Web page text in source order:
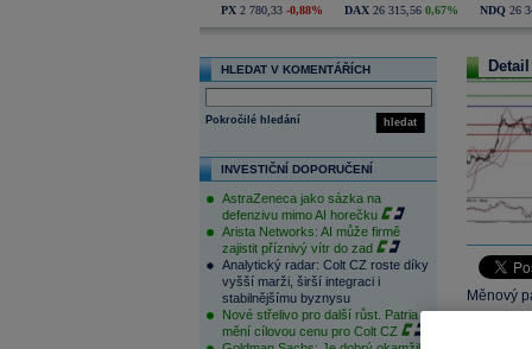
PX 2 780,33 -0,88% DAX 26 315,56 0,67% NDQ 26
HLEDAT V KOMENTÁŘÍCH
hledat
Pokročilé hledání
INVESTIČNÍ DOPORUČENÍ
AstraZeneca jako sázka na
defenzivu mimo AI horečku
Arista Networks: AI může firmě
zajistit příznivý vítr do zad
Analytický radar: Colt CZ roste díky
vyšší marži, širší integraci i
stabilnějšímu byznysu
Nové střelivo pro další růst. Patria
mění cílovou cenu pro Colt CZ
Měnový